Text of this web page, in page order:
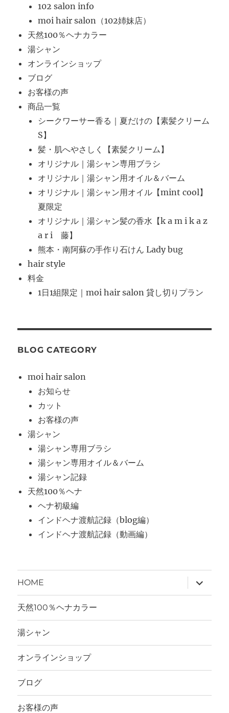
102 salon info
moi hair salon（102姉妹店）
天然100％ヘナカラー
湯シャン
オンラインショップ
ブログ
お客様の声
商品一覧
シークワーサー香る｜夏だけの【素髪クリーム
S】
髪・肌へやさしく【素髪クリーム】
オリジナル｜湯シャン専用ブラシ
オリジナル｜湯シャン用オイル＆バーム
オリジナル｜湯シャン用オイル【mint cool】
夏限定
オリジナル｜湯シャン髪の香水【k a m i k a z
a r i 藤】
熊本・南阿蘇の手作り石けん Lady bug
hair style
料金
1日1組限定｜moi hair salon 貸し切りプラン
BLOG CATEGORY
moi hair salon
お知らせ
カット
お客様の声
湯シャン
湯シャン専用ブラシ
湯シャン専用オイル＆バーム
湯シャン記録
天然100％ヘナ
ヘナ初級編
インドヘナ渡航記録（blog編）
インドヘナ渡航記録（動画編）
HOME
サ
ブ
メ
ー
開
天然100％ヘナカラー
湯シャン
オンラインショップ
ブログ
お客様の声